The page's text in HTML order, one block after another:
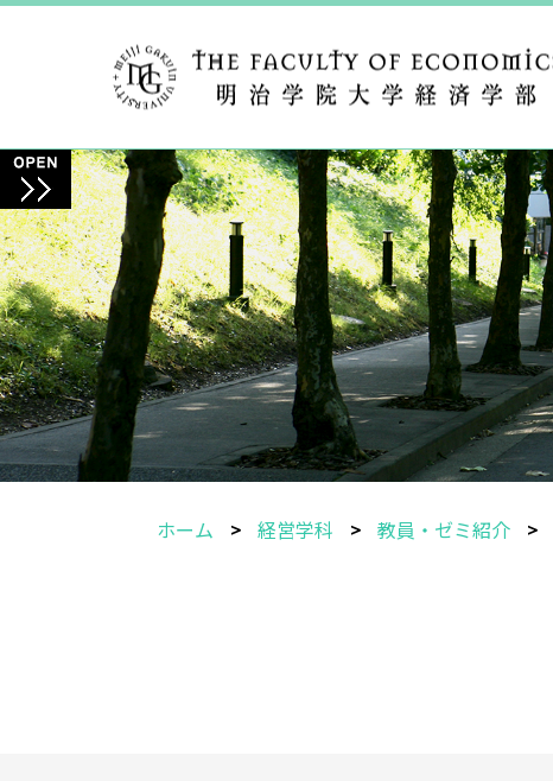
ホーム 経営学科 教員・ゼミ紹介